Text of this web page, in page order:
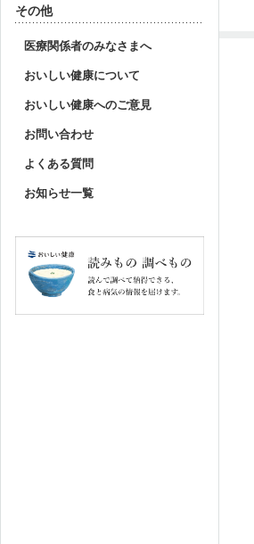
その他
医療関係者のみなさまへ
おいしい健康について
おいしい健康へのご意見
お問い合わせ
よくある質問
お知らせ一覧